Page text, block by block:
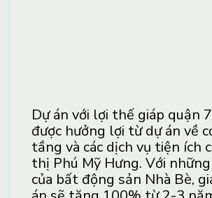
Dự án với lợi thế giáp quận
được hưởng lợi từ dự án về
tầng và các dịch vụ tiện ích
thị Phú Mỹ Hưng. Với
của bất động sản Nhà Bè,